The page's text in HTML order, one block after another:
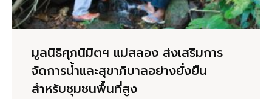
มูลนิธิศุภนิมิตฯ แม่สลอง ส่งเสริมการ
จัดการน้ำและสุขาภิบาลอย่างยั่งยืน
สำหรับชุมชนพื้นที่สูง